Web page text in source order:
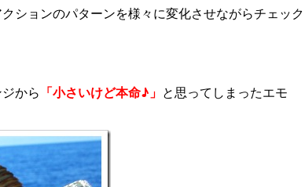
ションのパターンを様々に変化させながらチェック
から 「小さいけど本命♪」 と思ってしまったエモ